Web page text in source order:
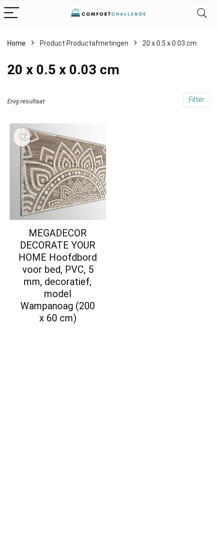
Home Product Productafmetingen ‎20 x 0.5 x 0.03 cm
‎20 x 0.5 x 0.03 cm
Filter
Enig resultaat
MEGADECOR
DECORATE YOUR
HOME Hoofdbord
voor bed, PVC, 5
mm, decoratief,
model
Wampanoag (200
x 60 cm)